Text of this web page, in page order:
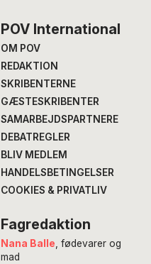
POV International
OM POV
REDAKTION
SKRIBENTERNE
GÆSTESKRIBENTER
SAMARBEJDSPARTNERE
DEBATREGLER
BLIV MEDLEM
HANDELSBETINGELSER
COOKIES & PRIVATLIV
Fagredaktion
Nana Balle, fødevarer og
mad